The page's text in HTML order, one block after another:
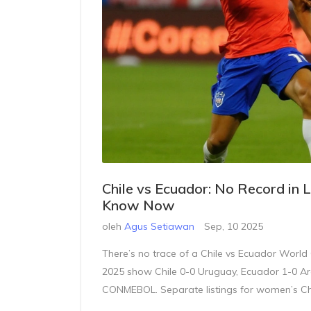
Chile vs Ecuador: No Record
Know Now
oleh Agus Setiawan Sep, 10 2025
There’s no trace of a Chile vs Ecuador
2025 show Chile 0-0 Uruguay, Ecuador 1-0
CONMEBOL. Separate listings for women’s